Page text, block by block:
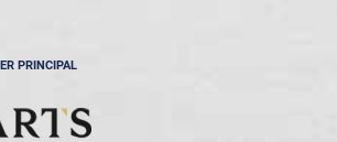
PRINCIPAL